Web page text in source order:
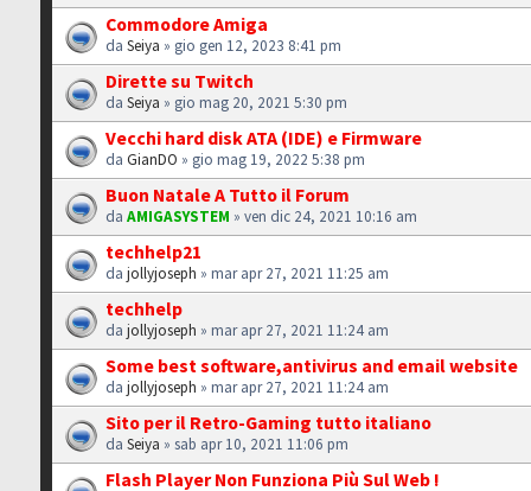
Commodore Amiga
daSeiya » gio gen 12, 2023 8:41 pm
Dirette su Twitch
daSeiya » gio mag 20, 2021 5:30 pm
Vecchi hard disk ATA (IDE) e Firmware
daGianDO » gio mag 19, 2022 5:38 pm
Buon Natale A Tutto il Forum
daAMIGASYSTEM » ven dic 24, 2021 10:16 am
techhelp21
dajollyjoseph » mar apr 27, 2021 11:25 am
techhelp
dajollyjoseph » mar apr 27, 2021 11:24 am
Some best software,antivirus and email website
dajollyjoseph » mar apr 27, 2021 11:24 am
Sito per il Retro-Gaming tutto italiano
daSeiya » sab apr 10, 2021 11:06 pm
Flash Player Non Funziona Più Sul Web !